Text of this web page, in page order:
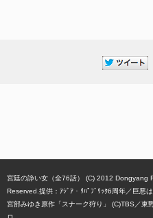
宮廷の諍い女（全76話） (C) 2012 Dongyang
Reserved.提供：ｱｼﾞｱ・ﾘﾊﾟﾌﾞﾘｯｸ6周年
巨悪
宮部みゆき原作「スナーク狩り」 (C)TBS
東